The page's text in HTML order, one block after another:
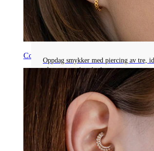
Conch
Piercingsmykkenes Materialer
EN GRUNDIG GUIDE TIL
STILER, FORDELER OG
Oppdag smykker med piercing av tre,
på grunn av dens letthet og porøse
pleietipsene og når du bør unngå å
Les mer